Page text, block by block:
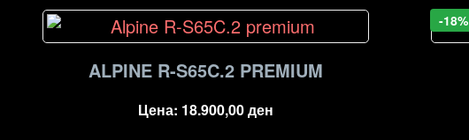
ALPINE R-S65C.2 PREMIUM
Цена: 18.900,00ден
-18%